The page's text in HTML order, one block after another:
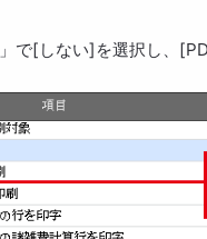
」で[しない]を選択し、